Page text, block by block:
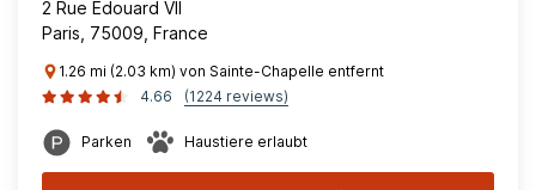
2 Rue Edouard VII
Paris, 75009, France
1.26 mi (2.03 km) von Sainte-Chapelle entfernt
4.66
(1224 reviews)
Parken Haustiere erlaubt